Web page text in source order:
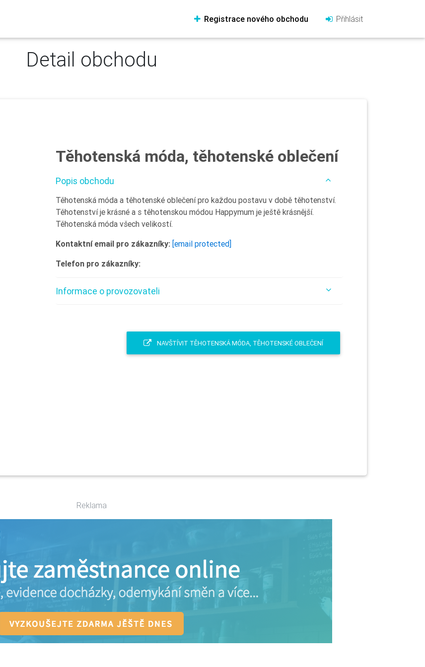
Registrace nového obchodu Přihlásit
Detail obchodu
Těhotenská móda, těhotenské oblečení
Popis obchodu
Těhotenská móda a těhotenské oblečení pro každou postavu v době těhotenství.
Těhotenství je krásné a s těhotenskou módou Happymum je ještě krásnější.
Těhotenská móda všech velikostí.
Kontaktní email pro zákazníky: [email protected]
Telefon pro zákazníky:
Informace o provozovateli
NAVŠTÍVIT TĚHOTENSKÁ MÓDA, TĚHOTENSKÉ OBLEČENÍ
Reklama